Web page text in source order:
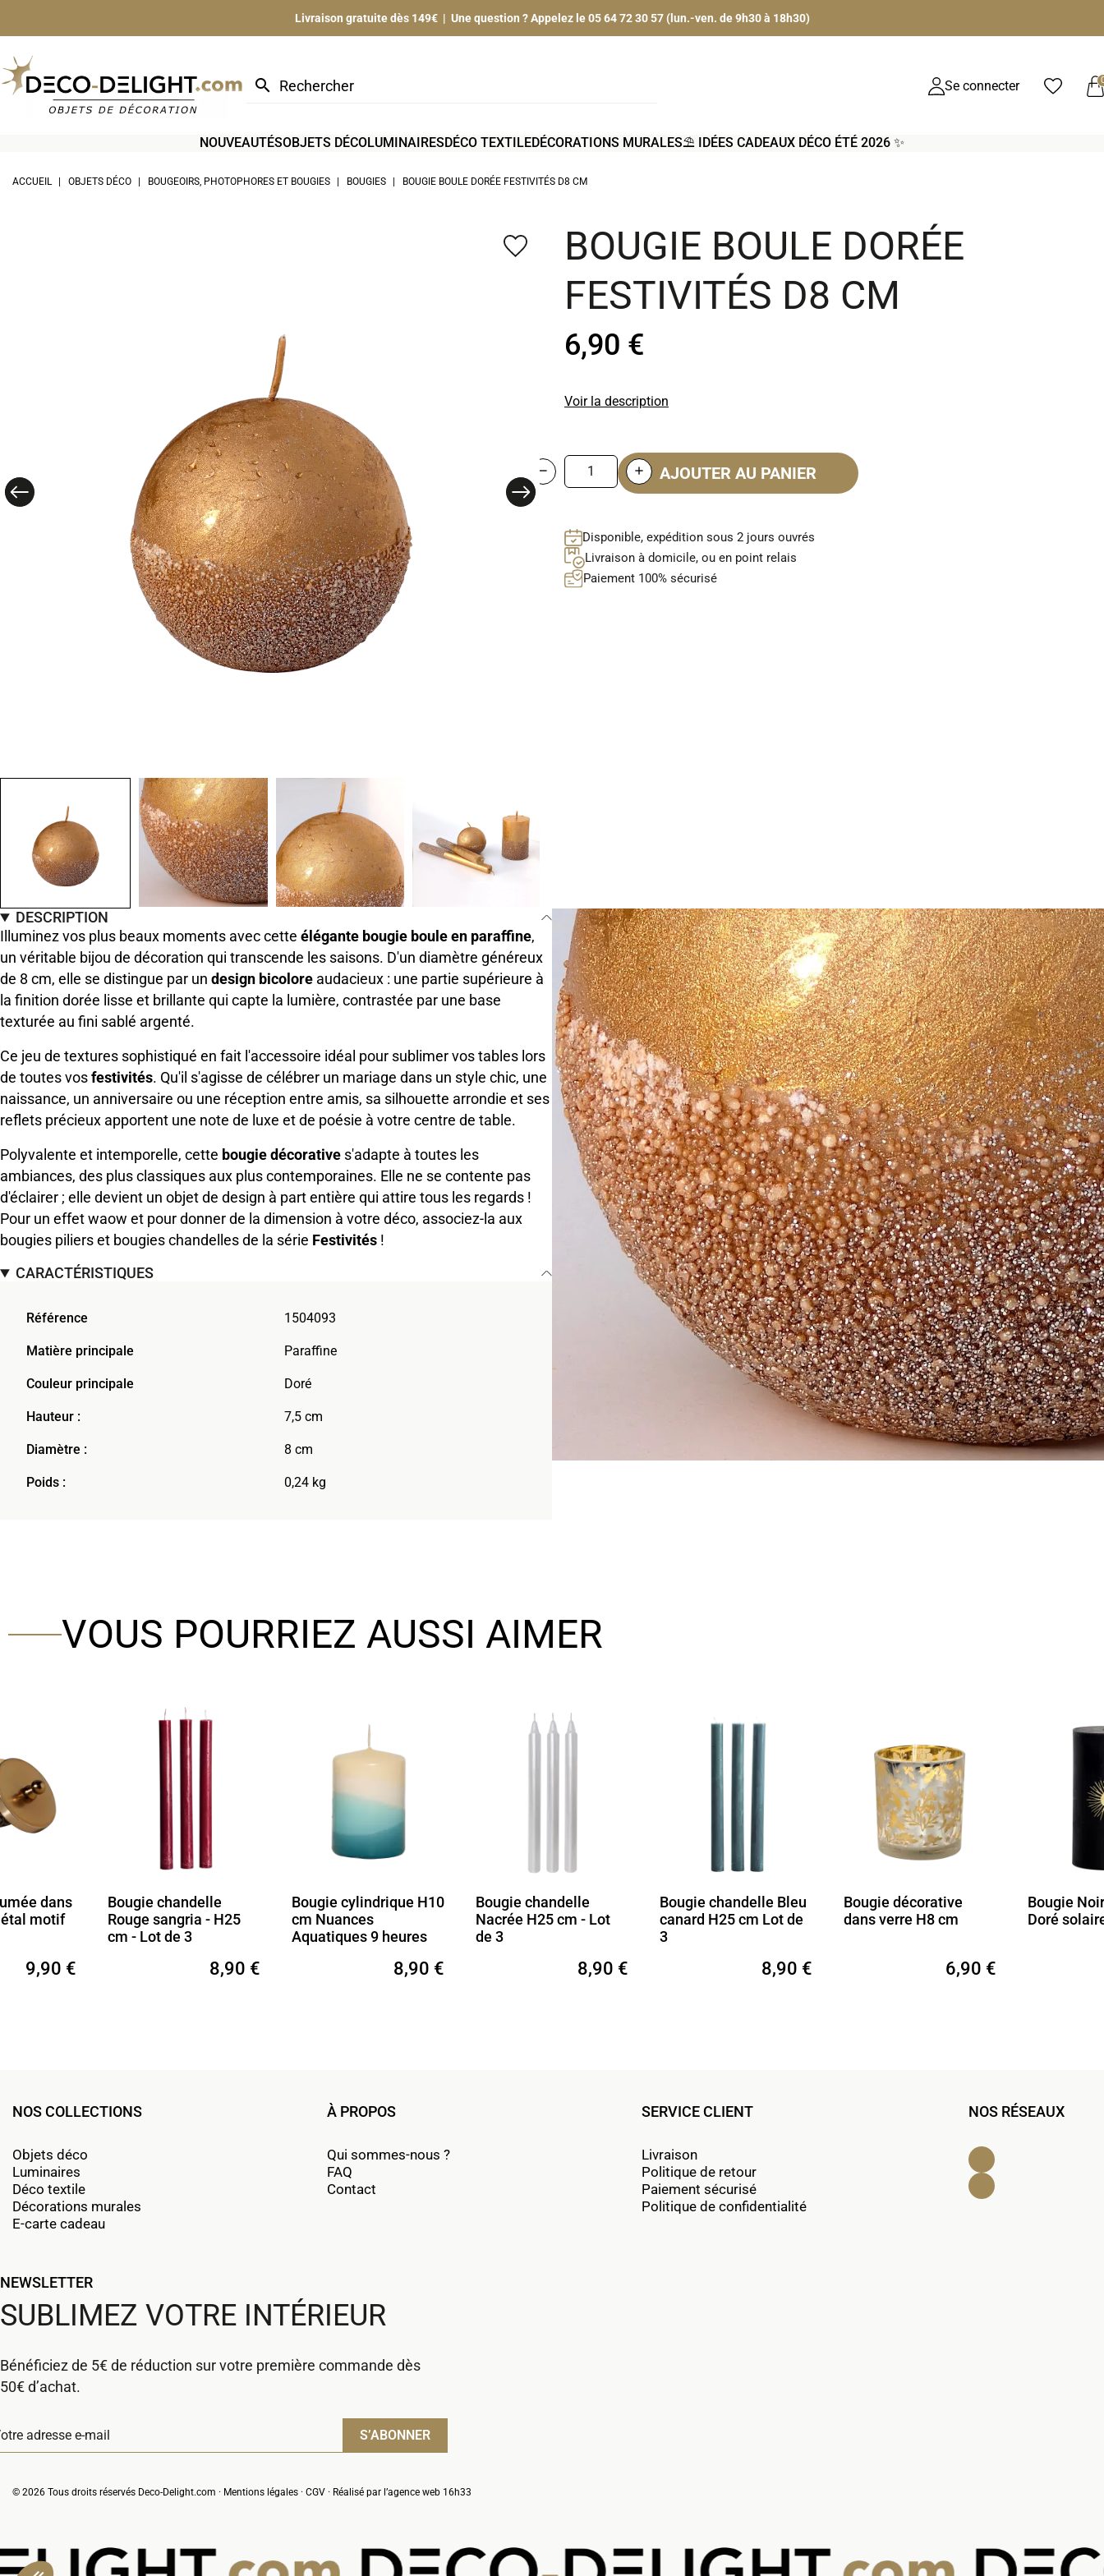
Livraison gratuite dès 149€ | Une question ? Appelez le 05 64 72 30 57 (lun.-ven. de 9h30 à 18h30)
search Se connecter
NOUVEAUTÉSOBJETS DÉCOLUMINAIRES DÉCO TEXTILEDÉCORATIONS MURALES⛱️ IDÉES CADEAUX DÉCO ÉTÉ 2026 ✨
ACCUEIL OBJETS DÉCO BOUGEOIRS, PHOTOPHORES ET BOUGIES BOUGIES BOUGIE BOULE DORÉE FESTIVITÉS D8 CM
favorite_border
BOUGIE BOULE DORÉE
FESTIVITÉS D8 CM
6,90 €
Voir la description
AJOUTER AU PANIER
Disponible, expédition sous 2 jours ouvrés
Livraison à domicile, ou en point relais
Paiement 100% sécurisé
DESCRIPTION
Illuminez vos plus beaux moments avec cette élégante bougie boule en paraffine,
un véritable bijou de décoration qui transcende les saisons. D'un diamètre généreux
de 8 cm, elle se distingue par un design bicolore audacieux : une partie supérieure à
la finition dorée lisse et brillante qui capte la lumière, contrastée par une base
texturée au fini sablé argenté.
Ce jeu de textures sophistiqué en fait l'accessoire idéal pour sublimer vos tables lors
de toutes vosfestivités. Qu'il s'agisse de célébrer un mariage dans un style chic, une
naissance, un anniversaire ou une réception entre amis, sa silhouette arrondie et ses
reflets précieux apportent une note de luxe et de poésie à votre centre de table.
Polyvalente et intemporelle, cette bougie décorative s'adapte à toutes les
ambiances, des plus classiques aux plus contemporaines. Elle ne se contente pas
d'éclairer ; elle devient un objet de design à part entière qui attire tous les regards !
Pour un effet waow et pour donner de la dimension à votre déco, associez-la aux
bougies piliers et bougies chandelles de la série Festivités !
CARACTÉRISTIQUES
Référence 1504093
Matière principale Paraffine
Couleur principale Doré
Hauteur : 7,5 cm
Diamètre : 8 cm
Poids : 0,24 kg
VOUS POURRIEZ AUSSI AIMER
chandelle
sangria - H25
8,90 €
Bougie cylindrique H10
cm Nuances
Aquatiques 9 heures
8,90 €
Bougie chandelle
Nacrée H25 cm - Lot
de 3
8,90 €
Bougie chandelle Bleu
canard H25 cm Lot de
8,90 €
Bougie décorative
dans verre H8 cm
6,90 €
Bougie Noir mat et
Doré solaire H15 cm
18,90 €
NOS COLLECTIONS
Objets déco
Luminaires
Déco textile
Décorations murales
E-carte cadeau
À PROPOS
Qui sommes-nous ?
FAQ
Contact
SERVICE CLIENT
Livraison
Politique de retour
Paiement sécurisé
Politique de confidentialité
NOS RÉSEAUX
NEWSLETTER
SUBLIMEZ VOTRE INTÉRIEUR
Bénéficiez de 5€ de réduction sur votre première commande dès
50€ d’achat.
© 2026 Tous droits réservés Deco-Delight.com · Mentions légales · CGV · Réalisé par l’agence web 16h33